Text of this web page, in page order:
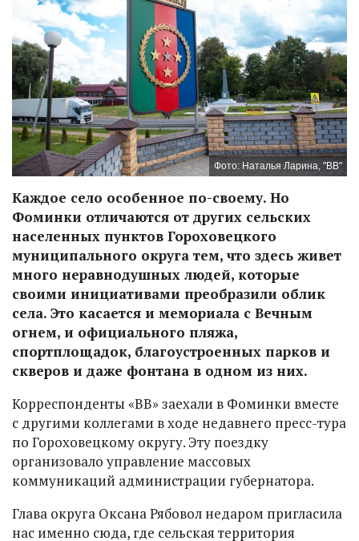
Фото: Наталья Ларина, "ВВ"
Каждое село особенное по-своему. Но
Фоминки отличаются от других сельских
населенных пунктов Гороховецкого
муниципального округа тем, что здесь живет
много неравнодушных людей, которые
своими инициативами преобразили облик
села. Это касается и мемориала с Вечным
огнем, и официального пляжа,
спортплощадок, благоустроенных парков и
скверов и даже фонтана в одном из них.
Корреспонденты «ВВ» заехали в Фоминки вместе
с другими коллегами в ходе недавнего пресс-тура
по Гороховецкому округу. Эту поездку
организовало управление массовых
коммуникаций администрации губернатора.
Глава округа Оксана Рябовол недаром пригласила
нас именно сюда, где сельская территория